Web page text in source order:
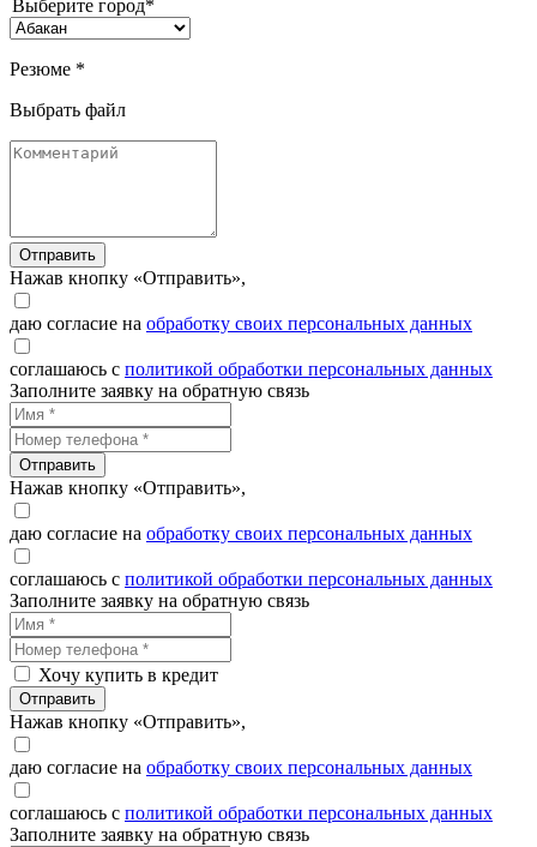
Выберите город*
Резюме *
Выбрать файл
Отправить
Нажав кнопку «Отправить»,
даю согласие на обработку своих персональных данных
соглашаюсь с политикой обработки персональных данных
Заполните заявку на обратную связь
Отправить
Нажав кнопку «Отправить»,
даю согласие на обработку своих персональных данных
соглашаюсь с политикой обработки персональных данных
Заполните заявку на обратную связь
Хочу купить в кредит
Отправить
Нажав кнопку «Отправить»,
даю согласие на обработку своих персональных данных
соглашаюсь с политикой обработки персональных данных
Заполните заявку на обратную связь